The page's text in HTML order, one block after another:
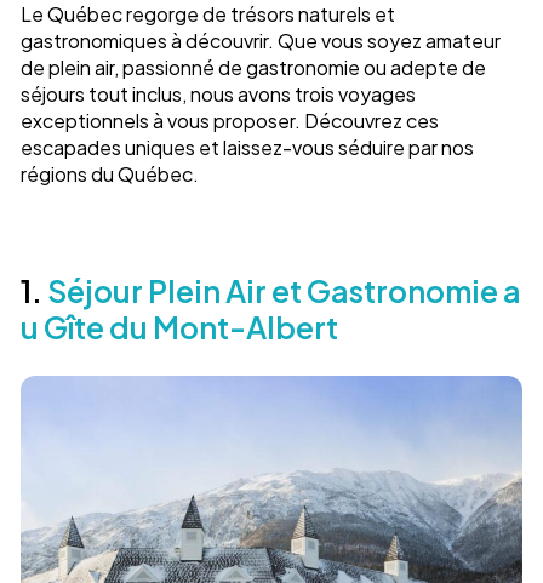
Le Québec regorge de trésors naturels et
gastronomiques à découvrir. Que vous soyez amateur
de plein air, passionné de gastronomie ou adepte de
séjours tout inclus, nous avons trois voyages
exceptionnels à vous proposer. Découvrez ces
escapades uniques et laissez-vous séduire par nos
régions du Québec.
1. Séjour Plein Air et Gastronomie a
u Gîte du Mont-Albert